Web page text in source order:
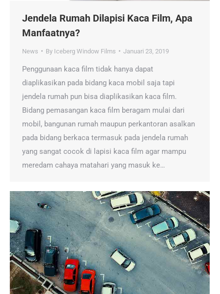
Jendela Rumah Dilapisi Kaca Film, Apa
Manfaatnya?
News By Iceberg Window Films Januari 23, 2019
Penggunaan kaca film tidak hanya dapat
diaplikasikan pada bidang kaca mobil saja tapi
jendela rumah pun bisa diaplikasikan kaca film.
Bidang pemasangan kaca film beragam mulai dari
mobil, bangunan rumah maupun perkantoran asalkan
pada bidang berkaca termasuk pada jendela rumah
yang sangat cocok di lapisi kaca film agar mampu
meredam cahaya matahari yang masuk ke…